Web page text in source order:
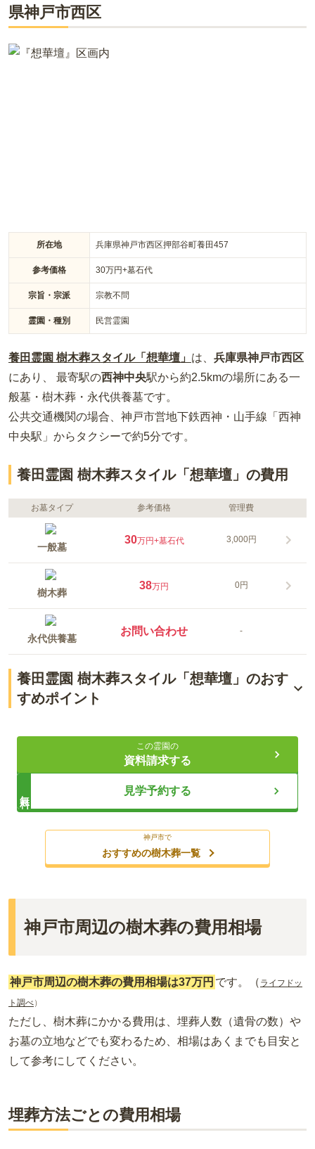
もバリアフリー設計になっており、充実しています。
県神戸市西区
所在地 兵庫県神戸市西区押部谷町養田457
参考価格 30万円+墓石代
宗旨・宗派 宗教不問
霊園・種別 民営霊園
養田霊園 樹木葬スタイル「想華壇」 は、 兵庫県神戸市西区
にあり、 最寄駅の西神中央駅から約2.5kmの場所にある一
般墓・樹木葬・永代供養墓です。
公共交通機関の場合 、神戸市営地下鉄西神・山手線「西神
中央駅」からタクシーで約5分です。
養田霊園 樹木葬スタイル「想華壇」の費用
お墓タイプ 参考価格 管理費
一般墓
30万円+墓石代 3,000円
樹木葬
38万円 0円
永代供養墓
お問い合わせ -
養田霊園 樹木葬スタイル「想華壇」のおす
すめポイント
ペットも入れるお墓
最寄り駅から車で約5分の立地
個別区画の永代使用もご用意
ライフドット編集部
に最適な選択肢です。神戸市営地下鉄「西神中央駅」から車で
約5分の好立地で、市外在住の方も申し込み可能です。個別区
トも一緒に納骨できます。
この霊園の
資料請求する
見学予約する
神戸市で
おすすめの樹木葬一覧
神戸市周辺の樹木葬の費用相場
神戸市周辺の樹木葬の費用相場は37万円 です。（ ライフドッ
ト調べ）
ただし、樹木葬にかかる費用は、埋葬人数（遺骨の数）や
お墓の立地などでも変わるため、相場はあくまでも目安と
して参考にしてください。
埋葬方法ごとの費用相場